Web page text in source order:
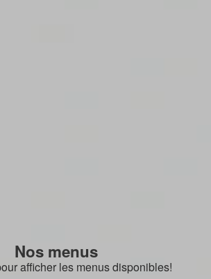
Nos menus
afficher les menus disponibles!